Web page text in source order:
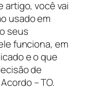
artigo, você vai
usado em
seus
funciona, em
e o que
de
– TO.